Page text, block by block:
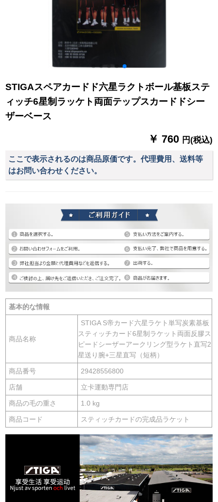
STIGAスペアカードド六星ラクトボール基板ステ
ィッチ6星制ラッケト両面テップスカードドシー
ザーベース
￥ 760 円(税込)
ここで表示されるのは商品原価です。代理費用、送料等
はお問い合わせください。
基本的な情報
商品名称
STIGA S帝カード六星ラケト単写炭素基板
スティッチカード6星制ラケット両面反膠ス
ピードシーザーアークリング型ラケト直写2
星送り腕+三星直写（短柄）
商品番号 29428556800
店舗 立卡運動専門店
商品の毛の重さ 1.0 kg
商品コード スティッチカードの完成品ラケット